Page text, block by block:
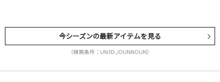
今シーズンの最新アイテムを見る
（検索条件：UN3D./OUNNOUN）